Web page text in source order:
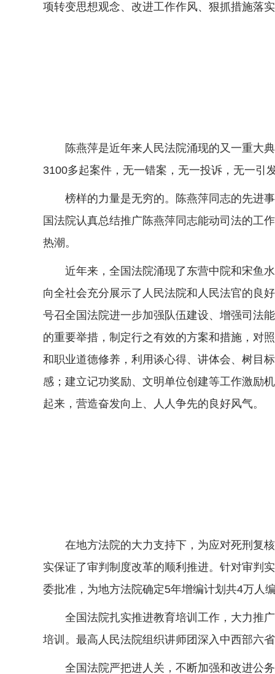
项转变思想观念、改进工作作风、狠抓措施落
陈燕萍是近年来人民法院涌现的又一重大典
3100多起案件，无一错案，无一投诉，无一引
榜样的力量是无穷的。陈燕萍同志的先进事
国法院认真总结推广陈燕萍同志能动司法的工
热潮。
近年来，全国法院涌现了东营中院和宋鱼水
向全社会充分展示了人民法院和人民法官的良
号召全国法院进一步加强队伍建设、增强司法
的重要举措，制定行之有效的方案和措施，对
和职业道德修养，利用谈心得、讲体会、树目
感；建立记功奖励、文明单位创建等工作激励
起来，营造奋发向上、人人争先的良好风气。
在地方法院的大力支持下，为应对死刑复核
实保证了审判制度改革的顺利推进。针对审判
委批准，为地方法院确定5年增编计划共4万人
全国法院扎实推进教育培训工作，大力推广
培训。最高人民法院组织讲师团深入中西部六
全国法院严把进人关，不断加强和改进公务